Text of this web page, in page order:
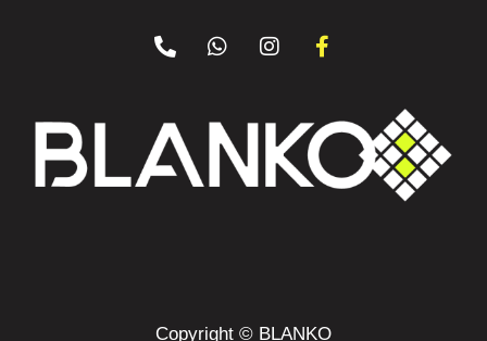
Copyright © BLANKO